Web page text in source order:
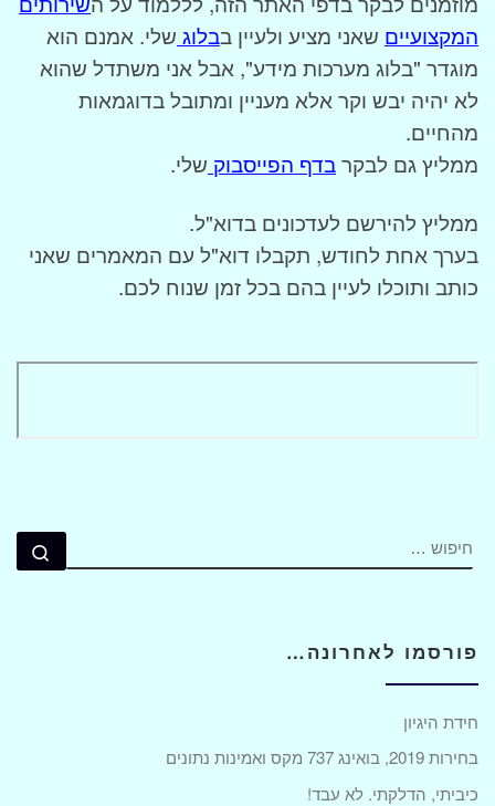
המקצועיים שאני מציע ולעיין בבלוג שלי. אמנם הוא
מוגדר "בלוג מערכות מידע", אבל אני משתדל שהוא
לא יהיה יבש וקר אלא מעניין ומתובל בדוגמאות
מהחיים.
ממליץ גם לבקרבדף הפייסבוק שלי.
ממליץ להירשם לעדכונים בדוא"ל.
בערך אחת לחודש, תקבלו דוא"ל עם המאמרים שאני
כותב ותוכלו לעיין בהם בכל זמן שנוח לכם.
חיפוש
פורסמו לאחרונה…
חידת היגיון
בחירות 2019, בואינג 737 מקס ואמינות נתונים
כיביתי, הדלקתי. לא עבד!